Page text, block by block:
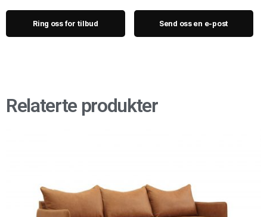
Ring oss for tilbud Send oss en e-post
Relaterte produkter